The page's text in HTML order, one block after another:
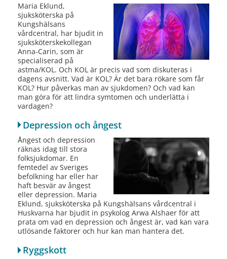
Maria Eklund,
sjuksköterska på
Kungshälsans
vårdcentral, har bjudit in
sjuksköterskekollegan
Anna-Carin, som är
specialiserad på
astma/KOL. Och KOL är precis vad som diskuteras i
dagens avsnitt. Vad är KOL? Är det bara rökare som får
KOL? Hur påverkas man av sjukdomen? Och vad kan
man göra för att lindra symtomen och underlätta i
vardagen?
Depression och ångest
Ångest och depression
räknas idag till stora
folksjukdomar. En
femtedel av Sveriges
befolkning har eller har
haft besvär av ångest
eller depression. Maria
Eklund, sjuksköterska på Kungshälsans vårdcentral i
Huskvarna har bjudit in psykolog Arwa Alshaer för att
prata om vad en depression och ångest är, vad kan vara
utlösande faktorer och hur kan man hantera det.
Ryggskott